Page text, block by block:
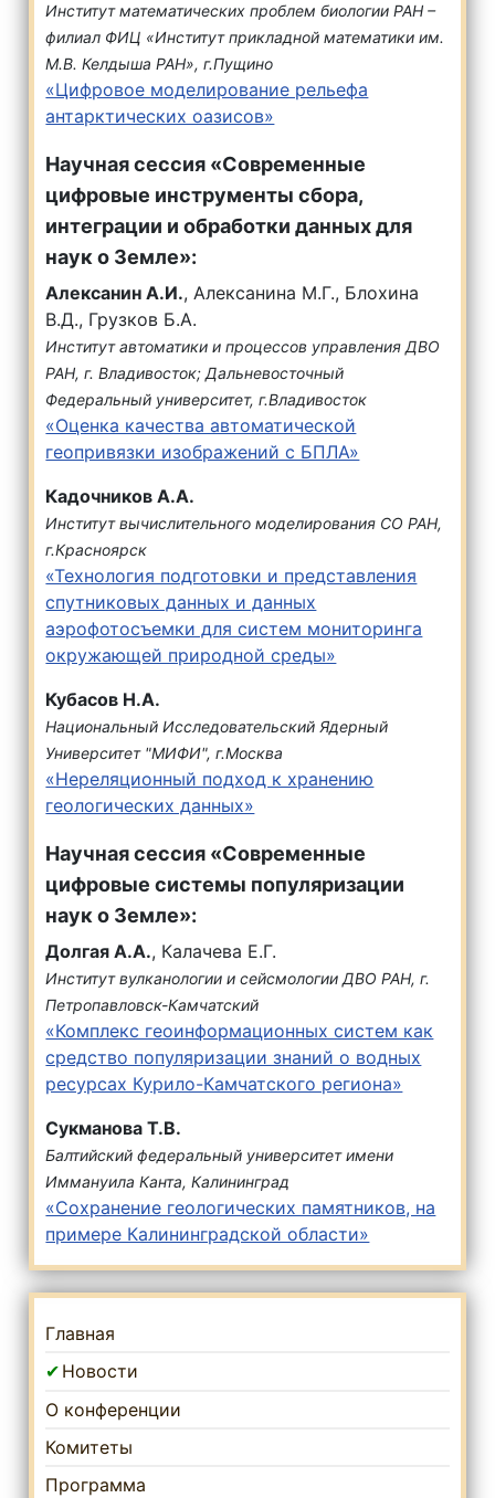
Главная
Новости
О конференции
Комитеты
Программа
Институт математических проблем биологии РАН –
филиал ФИЦ «Институт прикладной математики им.
М.В. Келдыша РАН», г.Пущино
«Цифровое моделирование рельефа
антарктических оазисов»
Научная сессия «Современные
цифровые инструменты сбора,
интеграции и обработки данных для
наук о Земле»:
Алексанин А.И., Алексанина М.Г., Блохина
В.Д., Грузков Б.А.
Институт автоматики и процессов управления ДВО
РАН, г. Владивосток; Дальневосточный
Федеральный университет, г.Владивосток
«Оценка качества автоматической
геопривязки изображений с БПЛА»
Кадочников А.А.
Институт вычислительного моделирования СО РАН,
г.Красноярск
«Технология подготовки и представления
спутниковых данных и данных
аэрофотосъемки для систем мониторинга
окружающей природной среды»
Кубасов Н.А.
Национальный Исследовательский Ядерный
Университет "МИФИ", г.Москва
«Нереляционный подход к хранению
геологических данных»
Научная сессия «Современные
цифровые системы популяризации
наук о Земле»:
Долгая А.А., Калачева Е.Г.
Институт вулканологии и сейсмологии ДВО РАН, г.
Петропавловск-Камчатский
«Комплекс геоинформационных систем как
средство популяризации знаний о водных
ресурсах Курило-Камчатского региона»
Сукманова Т.В.
Балтийский федеральный университет имени
Иммануила Канта, Калининград
«Сохранение геологических памятников, на
примере Калининградской области»